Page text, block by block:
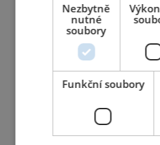
Nezbytně
nutné
soubory
Funkční soubory